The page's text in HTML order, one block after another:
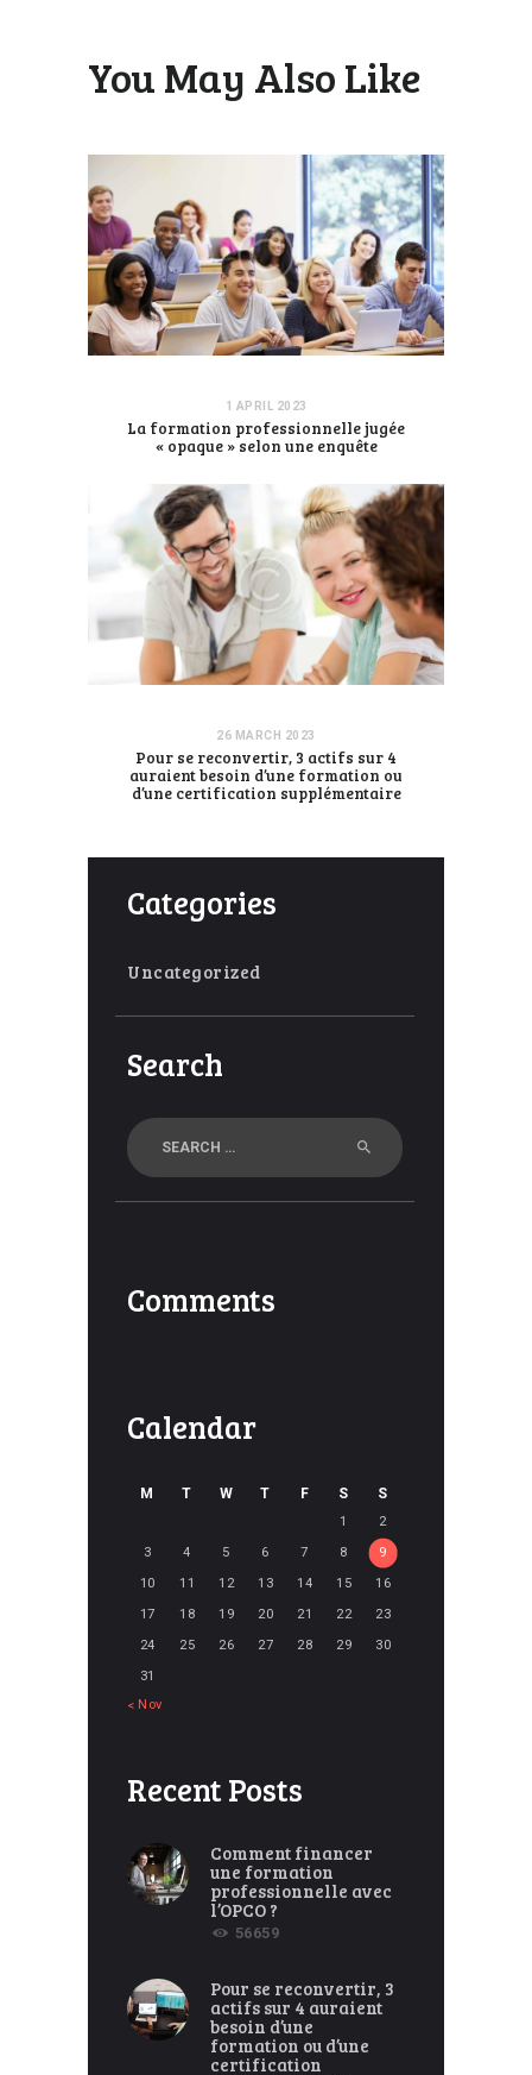
You May Also Like
1 APRIL 2023
La formation professionnelle jugée
« opaque » selon une enquête
26 MARCH 2023
Pour se reconvertir, 3 actifs sur 4
auraient besoin d’une formation ou
d’une certification supplémentaire
Categories
Uncategorized
Search
Search
Comments
Calendar
M T W T F S S
1
2
3
4 5 6 7 8
9
10
11 12 13 14 15
16
17
18 19 20 21 22
23
24
25 26 27 28 29
30
31
« Nov
Recent Posts
Comment financer
une formation
professionnelle avec
l’OPCO ?
56659
Pour se reconvertir, 3
actifs sur 4 auraient
besoin d’une
formation ou d’une
certification